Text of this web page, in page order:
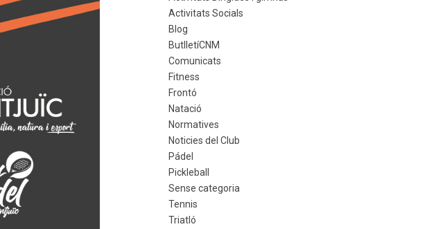
Activitats Socials
Blog
ButlletíCNM
Comunicats
Fitness
Frontó
Natació
Normatives
Noticies del Club
Pádel
Pickleball
Sense categoria
Tennis
Triatló